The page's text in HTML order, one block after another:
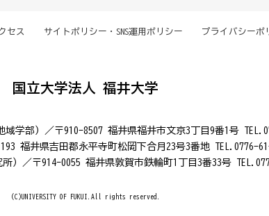
セス サイトポリシー・SNS運用ポリシー プライバシーポ
国立大学法人 福井大学
学部）／〒910-8507 福井県福井市文京3丁目9番1号
福井県吉田郡永平寺町松岡下合月23号3番地 TEL.0776-
）／〒914-0055 福井県敦賀市鉄輪町1丁目3番33号
(C)UNIVERSITY OF FUKUI.All rights reserved.